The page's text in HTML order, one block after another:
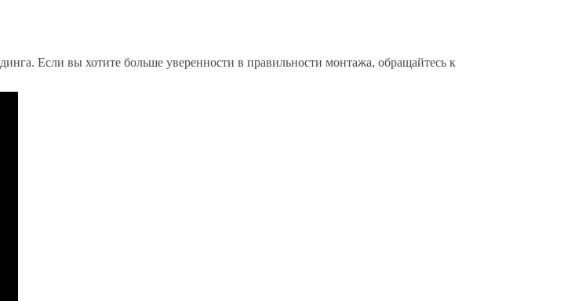
Если вы хотите больше уверенности в правильности монтажа, обращайтесь к